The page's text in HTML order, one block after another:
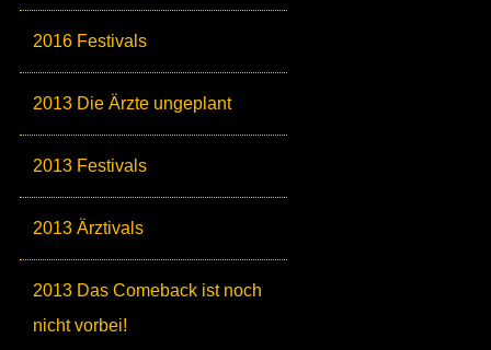
2016 Festivals
2013 Die Ärzte ungeplant
2013 Festivals
2013 Ärztivals
2013 Das Comeback ist noch
nicht vorbei!